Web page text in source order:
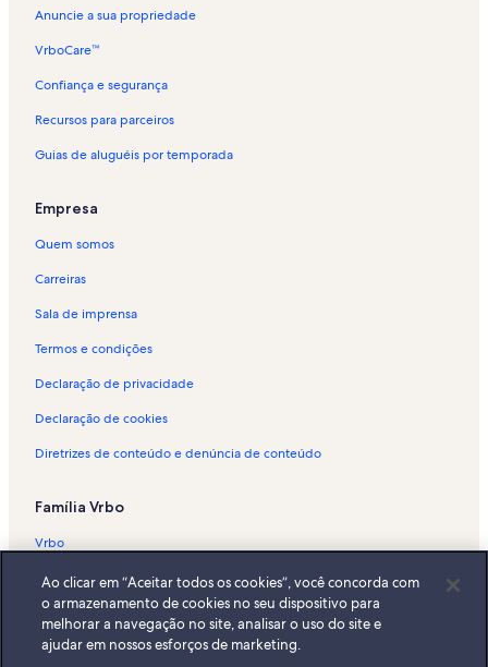
Aluguéis por temporada - Praia da Penha
Aluguéis por temporada - Fonte da Bica
Aluguéis por temporada - Forte de Nossa Senhora de Monte Serrat
Aluguéis por temporada - Praia de Boa Viagem
Aluguéis por temporada - Mercado Modelo
Aluguéis por temporada - Madre de Deus
Aluguéis por temporada - Igreja de Nossa Senhora da Piedade
Aluguéis por temporada - Praia do Tobar
Aluguéis por temporada - Mar Grande
Aluguéis por temporada - Praia do Forte Itaparica
Aluguéis por temporada - Praia Ponta de Nossa Senhora de
Guadalupe
Anuncie a sua propriedade
VrboCare™
Confiança e segurança
Recursos para parceiros
Guias de aluguéis por temporada
Empresa
Quem somos
Carreiras
Sala de imprensa
Termos e condições
Declaração de privacidade
Declaração de cookies
Diretrizes de conteúdo e denúncia de conteúdo
Família Vrbo
Vrbo
Abritel.fr
FeWo-direkt.de
Bookabach.co.nz
Ao clicar em “Aceitar todos os cookies”, você concorda com
o armazenamento de cookies no seu dispositivo para
melhorar a navegação no site, analisar o uso do site e
ajudar em nossos esforços de marketing.